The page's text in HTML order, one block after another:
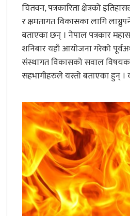
चितवन, पत्रकारिता क्षेत्रको
र क्षमतागत विकासका लागि
बताएका छन् । नेपाल पत्रकार
शनिबार यहाँ आयोजना गरेको
संस्थागत विकासको सवाल
सहभागीहरुले यस्तो बताएका हुन् ।